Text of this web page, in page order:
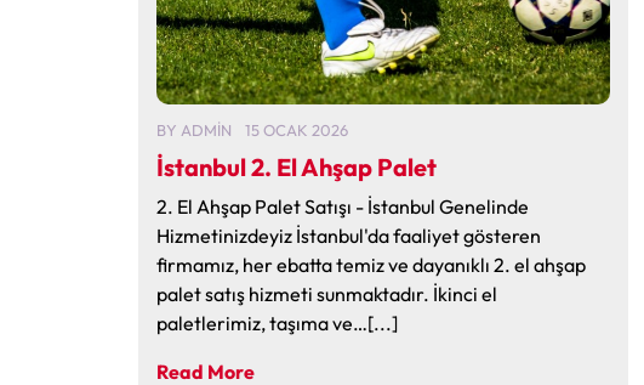
BY ADMIN 15 OCAK 2026
İstanbul 2. El Ahşap Palet
2. El Ahşap Palet Satışı - İstanbul Genelinde
Hizmetinizdeyiz İstanbul'da faaliyet gösteren
firmamız, her ebatta temiz ve dayanıklı 2. el ahşap
palet satış hizmeti sunmaktadır. İkinci el
paletlerimiz, taşıma ve…[...]
Read More